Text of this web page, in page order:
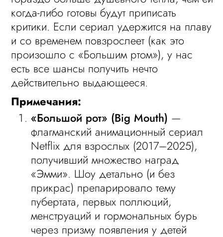
когда-либо готовы будут приписать
критики. Если сериал удержится на плаву
и со временем повзрослеет (как это
произошло с «Большим ртом»), у нас
есть все шансы получить нечто
действительно выдающееся.
Примечания:
«Большой рот» (Big Mouth) —
флагманский анимационный сериал
Netflix для взрослых (2017–2025),
получивший множество наград
«Эмми». Шоу детально (и без
прикрас) препарировало тему
пубертата, первых поллюций,
менструаций и гормональных бурь
через призму появления у детей